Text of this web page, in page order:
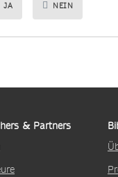
JA NEIN
& Partners